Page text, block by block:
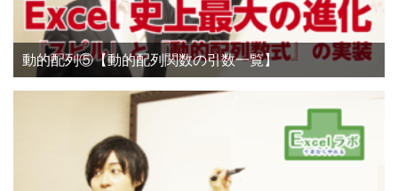
動的配列⑤【動的配列関数の引数一覧】